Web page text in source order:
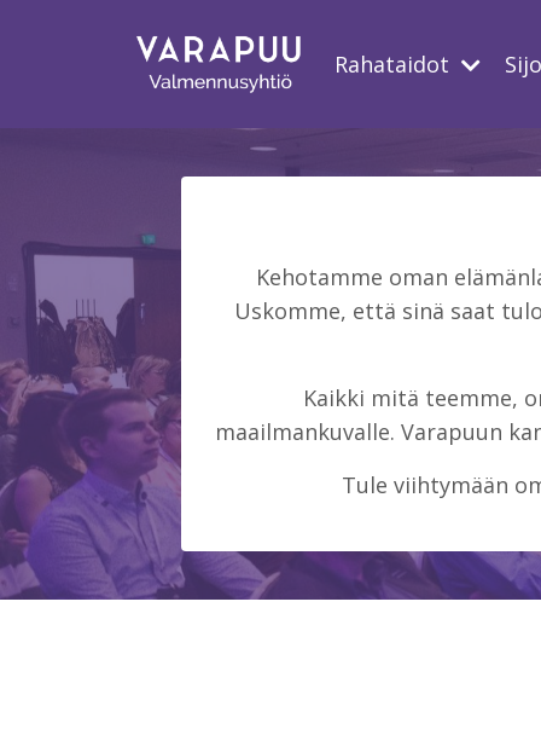
Rahataidot
Kehotamme oman
Uskomme, että sinä saat
Kaikki mitä teemme,
maailmankuvalle. Varapuun
Tule viihtymään